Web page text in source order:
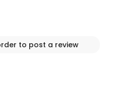
to post a review